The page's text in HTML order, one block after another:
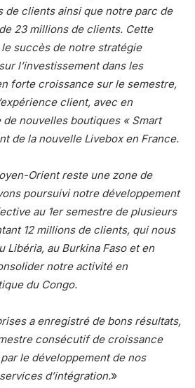
de clients ainsi que notre parc de
23 millions de clients. Cette
succès de notre stratégie
l’investissement dans les
forte croissance sur le semestre,
client, avec en
nouvelles boutiques « Smart
de la nouvelle Livebox en France.
Orient reste une zone de
poursuivi notre développement
au 1er semestre de plusieurs
12 millions de clients, qui nous
Libéria, au Burkina Faso et en
notre activité en
du Congo.
a enregistré de bons résultats,
consécutif de croissance
le développement de nos
d’intégration.»